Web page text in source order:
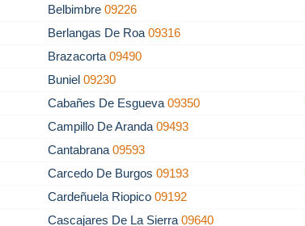
Belbimbre09226
Berlangas De Roa09316
Brazacorta09490
Buniel09230
Cabañes De Esgueva09350
Campillo De Aranda09493
Cantabrana09593
Carcedo De Burgos09193
Cardeñuela Riopico09192
Cascajares De La Sierra09640